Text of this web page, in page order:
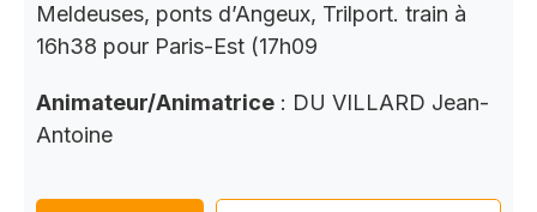
Meldeuses, ponts d’Angeux, Trilport. train à
16h38 pour Paris-Est (17h09
Animateur/Animatrice : DU VILLARD Jean-
Antoine